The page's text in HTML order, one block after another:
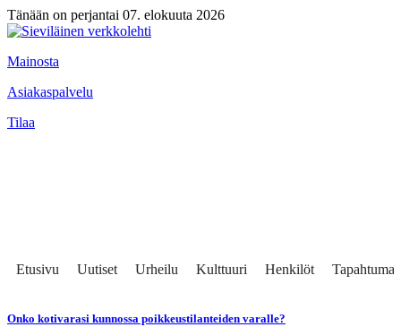
Tänään on perjantai 07. elokuuta 2026
Mainosta
Asiakaspalvelu
Tilaa
Etusivu Uutiset Urheilu Kulttuuri Henkilöt Tapahtumat
Onko kotivarasi kunnossa poikkeustilanteiden varalle?